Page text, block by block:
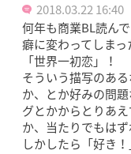
2018.03.22 16:40
何年も商業BL読ん
癖に変わってしま
「世界一初恋」！
そういう描写のあ
か、とか好みの問
グとかからとりあ
か、当たりでもは
しかしたら「好き